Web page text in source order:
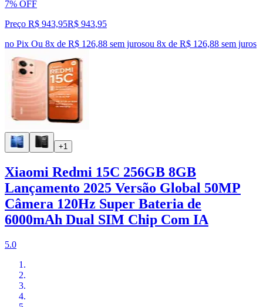
7% OFF
Preço R$ 943,95R$ 943,95
no Pix Ou 8x de R$ 126,88 sem jurosou 8x de R$ 126,88 sem juros
+1
Xiaomi Redmi 15C 256GB 8GB
Lançamento 2025 Versão Global 50MP
Câmera 120Hz Super Bateria de
6000mAh Dual SIM Chip Com IA
5.0